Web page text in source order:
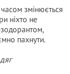
змінюється
ніхто не
пахнути.